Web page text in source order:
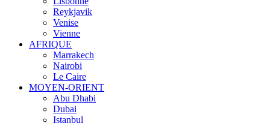
Reykjavik
Venise
Vienne
AFRIQUE
Marrakech
Nairobi
Le Caire
MOYEN-ORIENT
Abu Dhabi
Dubai
Istanbul